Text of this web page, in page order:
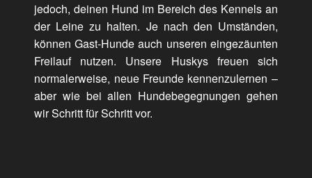
jedoch, deinen Hund im Bereich des Kennels an
der Leine zu halten. Je nach den Umständen,
können Gast-Hunde auch unseren eingezäunten
Freilauf nutzen. Unsere Huskys freuen sich
normalerweise, neue Freunde kennenzulernen –
aber wie bei allen Hundebegegnungen gehen
wir Schritt für Schritt vor.